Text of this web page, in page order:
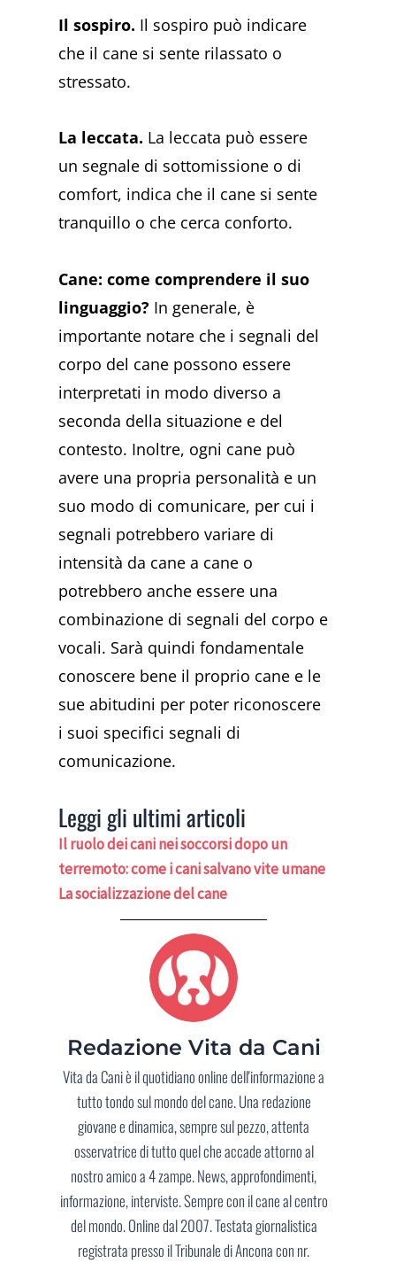
Il sospiro. Il sospiro può indicare
che il cane si sente rilassato o
stressato.
La leccata. La leccata può essere
un segnale di sottomissione o di
comfort, indica che il cane si sente
tranquillo o che cerca conforto.
Cane: come comprendere il suo
linguaggio? In generale, è
importante notare che i segnali del
corpo del cane possono essere
interpretati in modo diverso a
seconda della situazione e del
contesto. Inoltre, ogni cane può
avere una propria personalità e un
suo modo di comunicare, per cui i
segnali potrebbero variare di
intensità da cane a cane o
potrebbero anche essere una
combinazione di segnali del corpo e
vocali. Sarà quindi fondamentale
conoscere bene il proprio cane e le
sue abitudini per poter riconoscere
i suoi specifici segnali di
comunicazione.
Leggi gli ultimi articoli
Il ruolo dei cani nei soccorsi dopo un
terremoto: come i cani salvano vite umane
La socializzazione del cane
Redazione Vita da Cani
Vita da Cani è il quotidiano online dell'informazione a
tutto tondo sul mondo del cane. Una redazione
giovane e dinamica, sempre sul pezzo, attenta
osservatrice di tutto quel che accade attorno al
nostro amico a 4 zampe. News, approfondimenti,
informazione, interviste. Sempre con il cane al centro
del mondo. Online dal 2007. Testata giornalistica
registrata presso il Tribunale di Ancona con nr.